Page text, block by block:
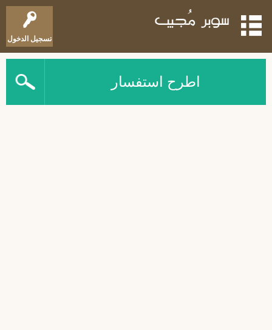
تسجيل الدخول
اطرح استفسار